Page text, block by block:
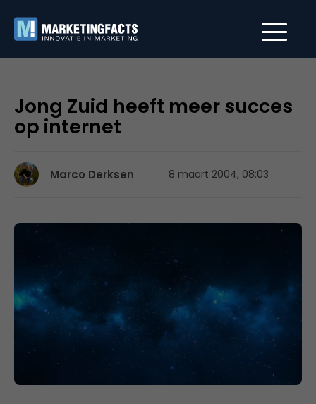
Jong Zuid heeft meer succes
op internet
Marco Derksen 8 maart 2004, 08:03